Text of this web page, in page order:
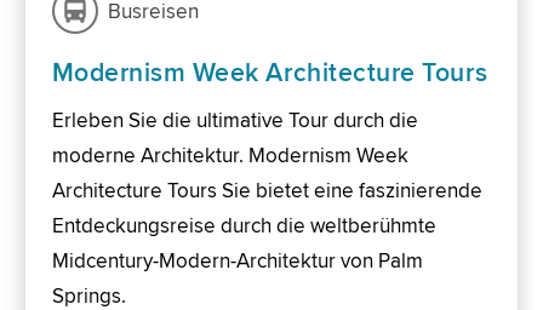
Busreisen
Modernism Week Architecture Tours
Erleben Sie die ultimative Tour durch die
moderne Architektur. Modernism Week
Architecture Tours Sie bietet eine faszinierende
Entdeckungsreise durch die weltberühmte
Midcentury-Modern-Architektur von Palm
Springs.